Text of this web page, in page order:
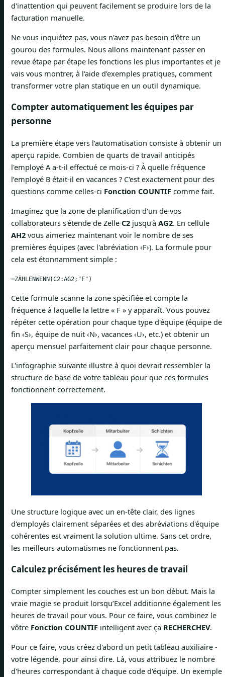
d'inattention qui peuvent facilement se produire lors de la
facturation manuelle.
Ne vous inquiétez pas, vous n'avez pas besoin d'être un
gourou des formules. Nous allons maintenant passer en
revue étape par étape les fonctions les plus importantes et je
vais vous montrer, à l'aide d'exemples pratiques, comment
transformer votre plan statique en un outil dynamique.
Compter automatiquement les équipes par
personne
La première étape vers l’automatisation consiste à obtenir un
aperçu rapide. Combien de quarts de travail anticipés
l'employé A a-t-il effectué ce mois-ci ? À quelle fréquence
l’employé B était-il en vacances ? C'est exactement pour des
questions comme celles-ci Fonction COUNTIF comme fait.
Imaginez que la zone de planification d'un de vos
collaborateurs s'étende de Zelle C2 jusqu'à AG2. En cellule
AH2 vous aimeriez maintenant voir le nombre de ses
premières équipes (avec l'abréviation ‹F›). La formule pour
cela est étonnamment simple :
=ZÄHLENWENN(C2:AG2;"F")
Cette formule scanne la zone spécifiée et compte la
fréquence à laquelle la lettre « F » y apparaît. Vous pouvez
répéter cette opération pour chaque type d'équipe (équipe de
fin ‹S›, équipe de nuit ‹N›, vacances ‹U›, etc.) et obtenir un
aperçu mensuel parfaitement clair pour chaque personne.
L'infographie suivante illustre à quoi devrait ressembler la
structure de base de votre tableau pour que ces formules
fonctionnent correctement.
Une structure logique avec un en-tête clair, des lignes
d'employés clairement séparées et des abréviations d'équipe
cohérentes est vraiment la solution ultime. Sans cet ordre,
les meilleurs automatismes ne fonctionnent pas.
Calculez précisément les heures de travail
Compter simplement les couches est un bon début. Mais la
vraie magie se produit lorsqu’Excel additionne également les
heures de travail pour vous. Pour ce faire, vous combinez le
vôtre Fonction COUNTIF intelligent avec ça RECHERCHEV.
Pour ce faire, vous créez d'abord un petit tableau auxiliaire -
votre légende, pour ainsi dire. Là, vous attribuez le nombre
d'heures correspondant à chaque code d'équipe. Un exemple